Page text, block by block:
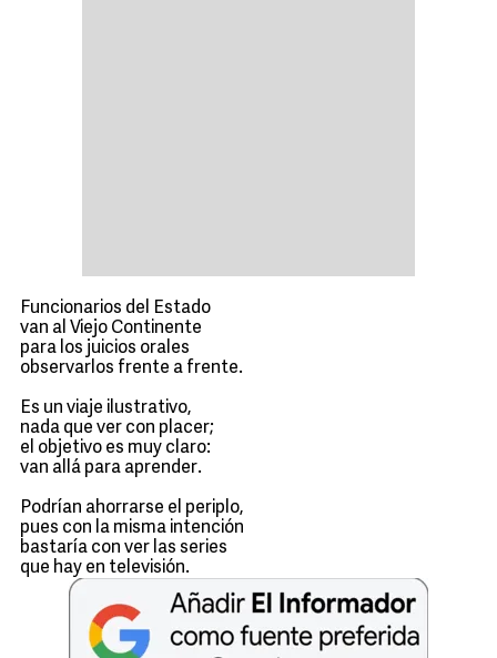
Funcionarios del Estado
van al Viejo Continente
para los juicios orales
observarlos frente a frente.
Es un viaje ilustrativo,
nada que ver con placer;
el objetivo es muy claro:
van allá para aprender.
Podrían ahorrarse el periplo,
pues con la misma intención
bastaría con ver las series
que hay en televisión.